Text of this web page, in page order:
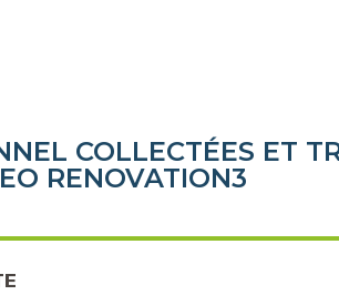
COLLECTÉES ET
RENOVATION3